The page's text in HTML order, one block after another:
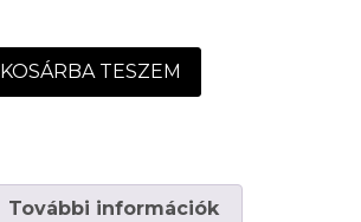
KOSÁRBA TESZEM
További információk